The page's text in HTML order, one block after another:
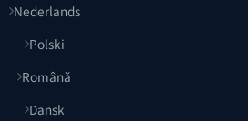
Nederlands
Polski
Română
Dansk